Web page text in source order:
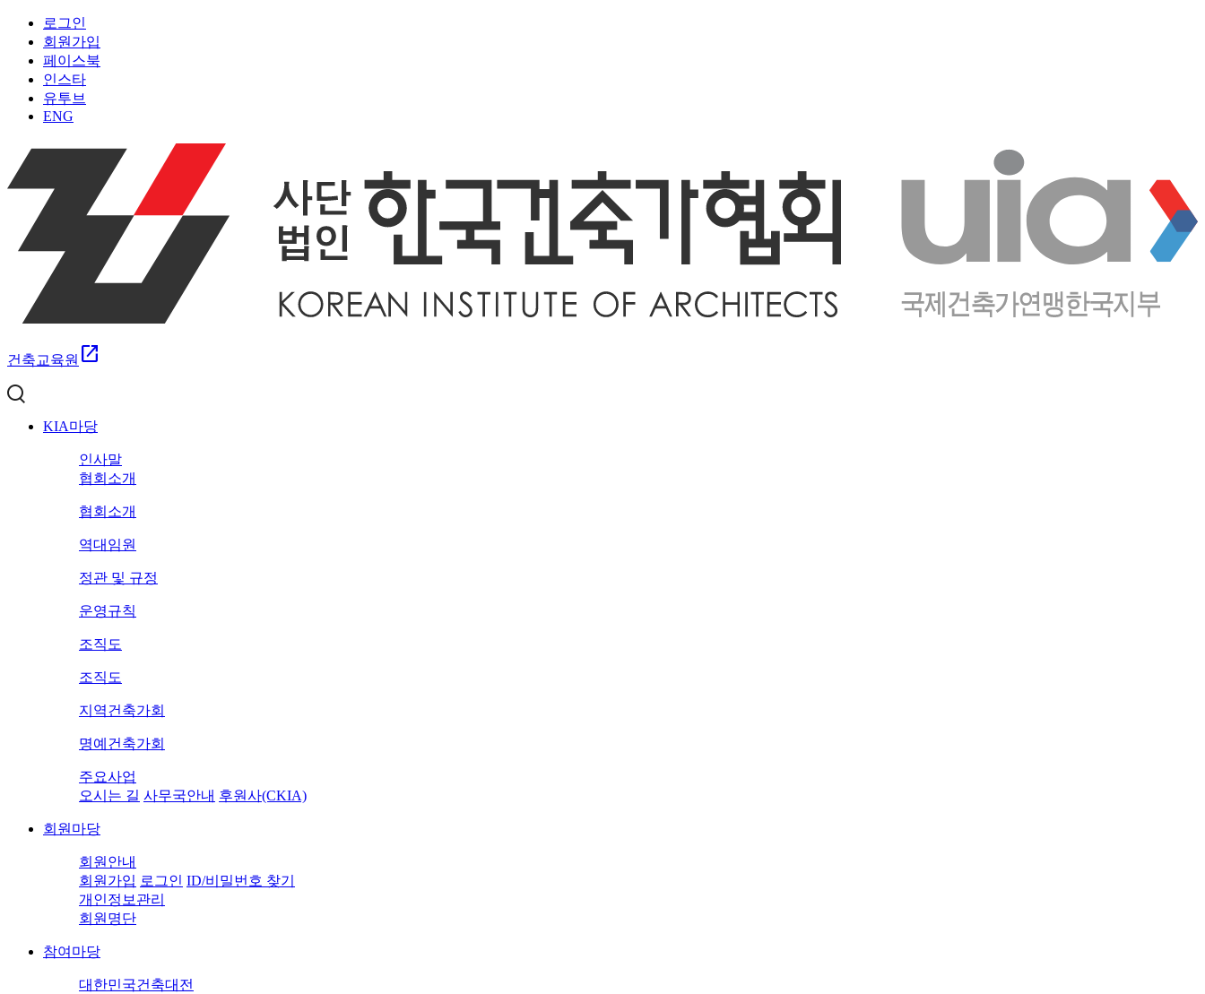
로그인
회원가입
페이스북
인스타
유투브
ENG
건축교육원 open_in_new
KIA마당
인사말
협회소개
협회소개
역대임원
정관 및 규정
운영규칙
조직도
조직도
지역건축가회
명예건축가회
주요사업
오시는 길 사무국안내 후원사(CKIA)
회원마당
회원안내
회원가입 로그인 ID/비밀번호 찾기
개인정보관리
회원명단
참여마당
대한민국건축대전